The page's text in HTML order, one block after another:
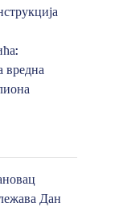
вредна
Дан